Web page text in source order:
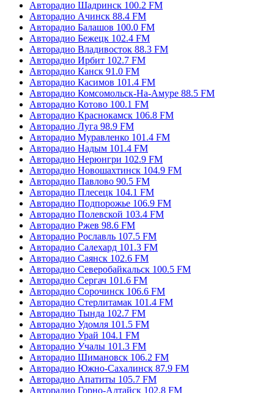
Авторадио Шадринск 100.2 FM
Авторадио Ачинск 88.4 FM
Авторадио Балашов 100.0 FM
Авторадио Бежецк 102.4 FM
Авторадио Владивосток 88.3 FM
Авторадио Ирбит 102.7 FM
Авторадио Канск 91.0 FM
Авторадио Касимов 101.4 FM
Авторадио Комсомольск-На-Амуре 88.5 FM
Авторадио Котово 100.1 FM
Авторадио Краснокамск 106.8 FM
Авторадио Луга 98.9 FM
Авторадио Муравленко 101.4 FM
Авторадио Надым 101.4 FM
Авторадио Нерюнгри 102.9 FM
Авторадио Новошахтинск 104.9 FM
Авторадио Павлово 90.5 FM
Авторадио Плесецк 104.1 FM
Авторадио Подпорожье 106.9 FM
Авторадио Полевской 103.4 FM
Авторадио Ржев 98.6 FM
Авторадио Рославль 107.5 FM
Авторадио Салехард 101.3 FM
Авторадио Саянск 102.6 FM
Авторадио Северобайкальск 100.5 FM
Авторадио Сергач 101.6 FM
Авторадио Сорочинск 106.6 FM
Авторадио Стерлитамак 101.4 FM
Авторадио Тында 102.7 FM
Авторадио Удомля 101.5 FM
Авторадио Урай 104.1 FM
Авторадио Учалы 101.3 FM
Авторадио Шимановск 106.2 FM
Авторадио Южно-Сахалинск 87.9 FM
Авторадио Апатиты 105.7 FM
Авторадио Горно-Алтайск 102.8 FM